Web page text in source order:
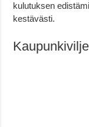
kulutuksen
kestävästi.